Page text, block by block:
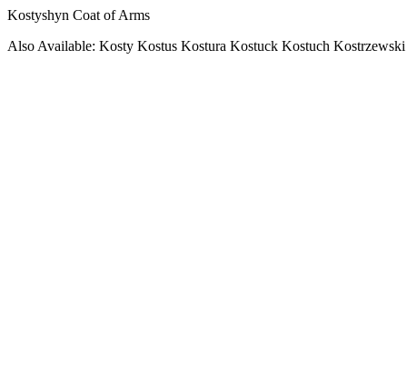
Kostyshyn Coat of Arms
Also Available: Kosty Kostus Kostura Kostuck Kostuch Kostrzewski